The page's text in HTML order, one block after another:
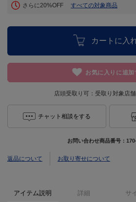
さらに20%OFF すべての対象商品
カートに入
お気に入りに追加
店頭受取り可： 受取り対象店
チャット相談をする
お問い合わせ商品番号：
返品について お取り寄せについて
アイテム説明 詳細 サ